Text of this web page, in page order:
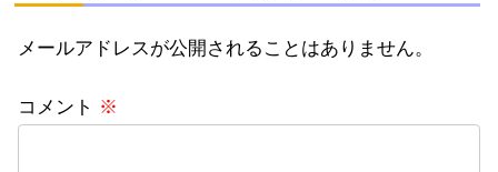
メールアドレスが公開されることはありません。
コメント ※